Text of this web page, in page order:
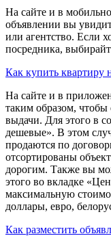
На сайте и в
объявлении вы
или агентство. Если
посредника,
Как купить квартиру
На сайте и в
таким образом,
выдачи. Для этого в
дешевые». В этом
продаются по
отсортированы
дорогим. Также вы
этого во вкладке
максимальную
доллары, евро,
Как разместить